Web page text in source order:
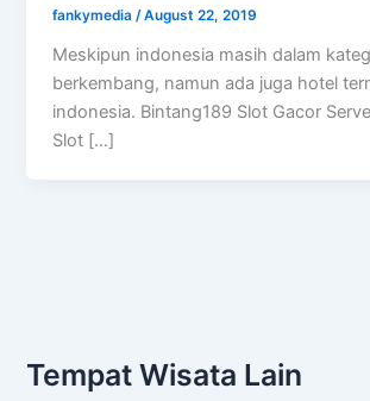
fankymedia /August 22, 2019
Meskipun indonesia masih dalam
berkembang, namun ada juga hotel
indonesia. Bintang189 Slot Gacor
Slot […]
Tempat Wisata Lain